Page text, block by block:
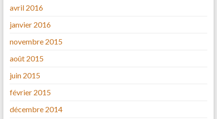
avril 2016
janvier 2016
novembre 2015
août 2015
juin 2015
février 2015
décembre 2014